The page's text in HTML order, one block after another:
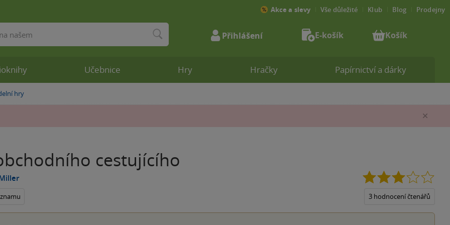
hry
cestujícího
3 hodnocení čtenářů
Učebnice Hry Hračky Papírnictví a dárky
Akce a slevy Vše důležité Klub Blog Prodejny
Přihlášení E-košík Košík